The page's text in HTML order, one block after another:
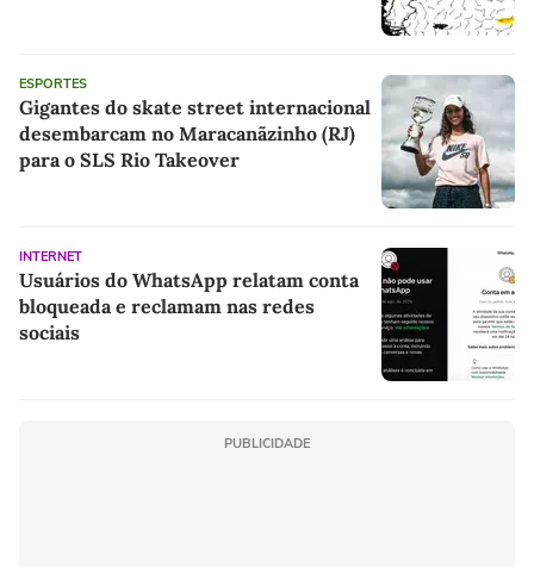
ESPORTES
Gigantes do skate street internacional
desembarcam no Maracanãzinho (RJ)
para o SLS Rio Takeover
INTERNET
Usuários do WhatsApp relatam conta
bloqueada e reclamam nas redes
sociais
PUBLICIDADE